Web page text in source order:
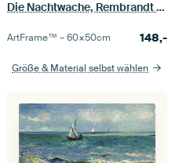
Die Nachtwache, Rembrandt van Rijn
ArtFrame™ –60×50cm 148,-
Größe & Material selbst wählen